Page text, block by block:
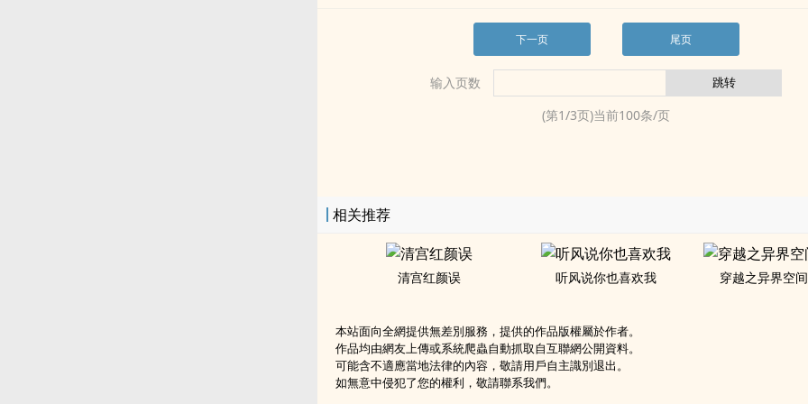
下一页 尾页
输入页数
(第1/3页)当前100条/页
相关推荐
清宫红颜误 听风说你也喜欢我 穿越之异界空
本站面向全網提供無差別服務，提供的作品版權屬於作者。
作品均由網友上傳或系統爬蟲自動抓取自互聯網公開資料。
可能含不適應當地法律的內容，敬請用戶自主識別退出。
如無意中侵犯了您的權利，敬請聯系我們。